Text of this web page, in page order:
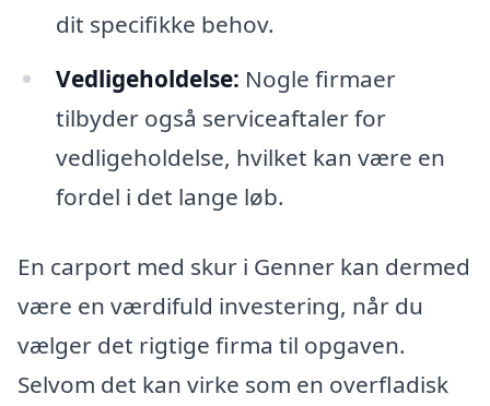
dit specifikke behov.
Vedligeholdelse: Nogle firmaer
tilbyder også serviceaftaler for
vedligeholdelse, hvilket kan være en
fordel i det lange løb.
En carport med skur i Genner kan dermed
være en værdifuld investering, når du
vælger det rigtige firma til opgaven.
Selvom det kan virke som en overfladisk